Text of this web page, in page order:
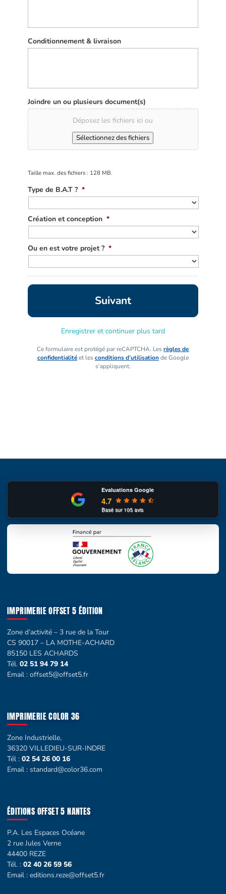
Conditionnement & livraison
Joindre un ou plusieurs document(s)
Déposez les fichiers ici ou
Sélectionnez des fichiers
Taille max. des fichiers : 128 MB.
Type de B.A.T ? *
Création et conception *
Ou en est votre projet ? *
Enregistrer et continuer plus tard
Ce formulaire est protégé par reCAPTCHA. Lesrègles de
confidentialitéet les conditions d’utilisationde Google
s’appliquent.
Evaluations Google
4.7
Basé sur105avis
IMPRIMERIE OFFSET 5 ÉDITION
Zone d’activité – 3 rue de la Tour
CS 90017 – LA MOTHE-ACHARD
85150 LES ACHARDS
Tél. 02 51 94 79 14
Email : offset5@offset5.fr
IMPRIMERIE COLOR 36
Zone Industrielle,
36320 VILLEDIEU-SUR-INDRE
Tél : 02 54 26 00 16
Email : standard@color36.com
ÉDITIONS OFFSET 5 NANTES
P.A. Les Espaces Océane
2 rue Jules Verne
44400 REZE
Tél. : 02 40 26 59 56
Email : editions.reze@offset5.fr